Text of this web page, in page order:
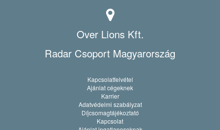
Over Lions Kft.
Radar Csoport Magyarország
Kapcsolatfelvétel
Ajánlat cégeknek
Karrier
Adatvédelmi szabályzat
Díjcsomagtájékoztató
Kapcsolat